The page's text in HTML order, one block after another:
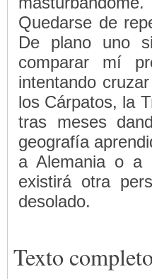
Quedarse de
De plano uno
comparar mí
intentando
los Cárpatos, la
tras meses
geografía
a Alemania o a
existirá otra
desolado.
Texto